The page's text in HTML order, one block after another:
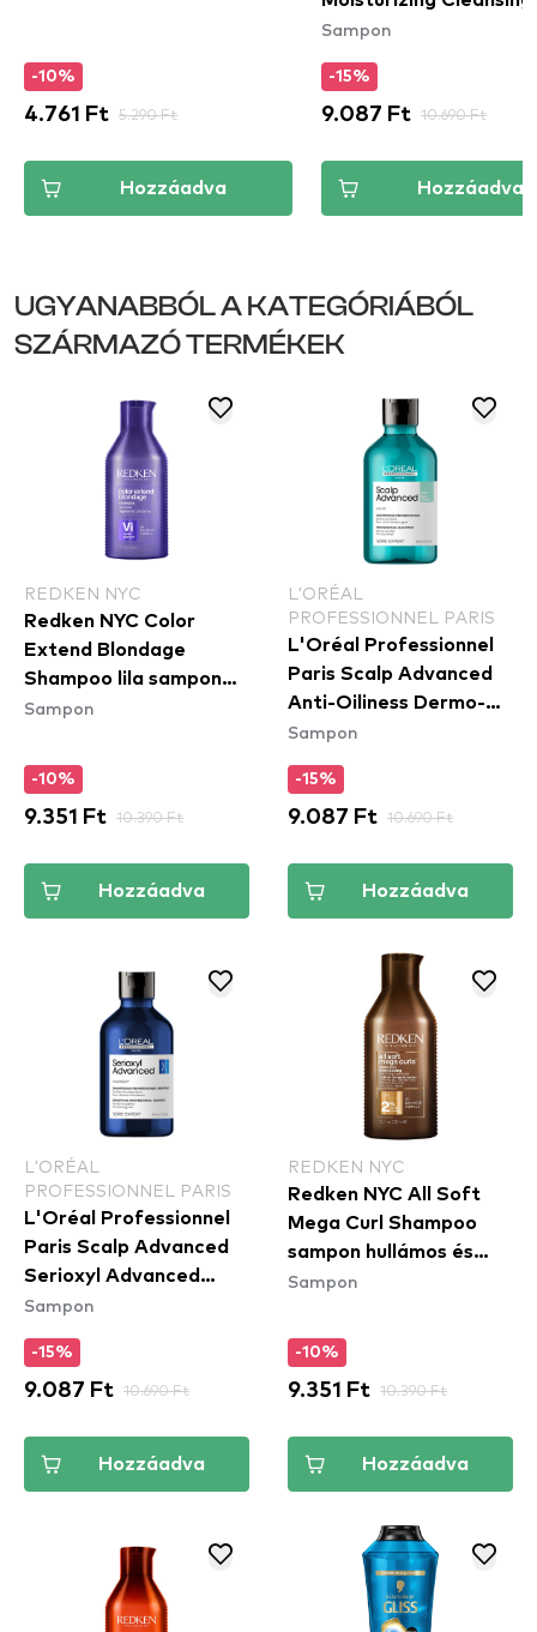
-10%
4.761 Ft 5.290 Ft
Hozzáadva
Cream Shampoo
göndör hajra
Sampon
-15%
9.087 Ft 10.690 Ft
Hozzáadva
UGYANABBÓL A KATEGÓRIÁBÓL
SZÁRMAZÓ TERMÉKEK
REDKEN NYC
Redken NYC Color
Extend Blondage
Shampoo lila sampon
semlegesíti a sárgás
Sampon
-10%
9.351 Ft 10.390 Ft
Hozzáadva
L'ORÉAL
PROFESSIONNEL PARIS
L'Oréal Professionnel
Paris Scalp Advanced
Anti-Oiliness Dermo-
Purifier Shampoo
fejbőrre
Sampon
-15%
9.087 Ft 10.690 Ft
Hozzáadva
L'ORÉAL
PROFESSIONNEL PARIS
L'Oréal Professionnel
Paris Scalp Advanced
Serioxyl Advanced
Shampoo hajhullás
serkentő sampon
Sampon
-15%
9.087 Ft 10.690 Ft
Hozzáadva
REDKEN NYC
Redken NYC All Soft
Mega Curl Shampoo
sampon hullámos és
göndör hajra
Sampon
-10%
9.351 Ft 10.390 Ft
Hozzáadva